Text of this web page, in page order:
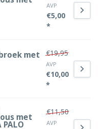
AVP
€5,00
*
met €19,95
AVP
€10,00
*
met
€11,50
AVP